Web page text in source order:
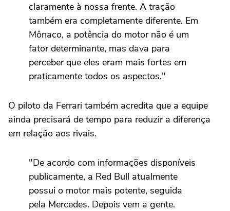
claramente à nossa frente. A tração
também era completamente diferente. Em
Mônaco, a potência do motor não é um
fator determinante, mas dava para
perceber que eles eram mais fortes em
praticamente todos os aspectos."
O piloto da Ferrari também acredita que a equipe
ainda precisará de tempo para reduzir a diferença
em relação aos rivais.
"De acordo com informações disponíveis
publicamente, a Red Bull atualmente
possui o motor mais potente, seguida
pela Mercedes. Depois vem a gente.